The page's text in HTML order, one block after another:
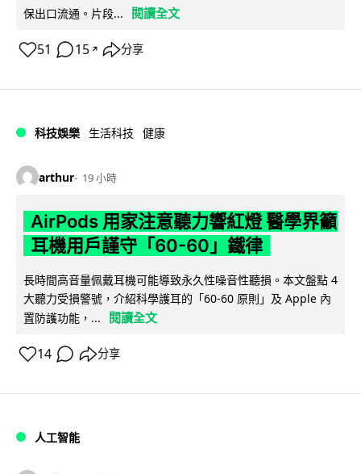
保出口流通。片段...
閱讀全文
51 15 ↗ 分享
科技娛樂 生活科技 健康
arthur 19 小時
AirPods 用家注意聽力響紅燈 醫學界籲
耳機用戶謹守「60-60」鐵律
長時間高音量佩戴耳機可能導致永久性噪音性聽損。本文盤點 4
大聽力受損警號，介紹科學護耳的「60-60 原則」及 Apple 內
置防護功能，...
閱讀全文
14 分享
人工智能